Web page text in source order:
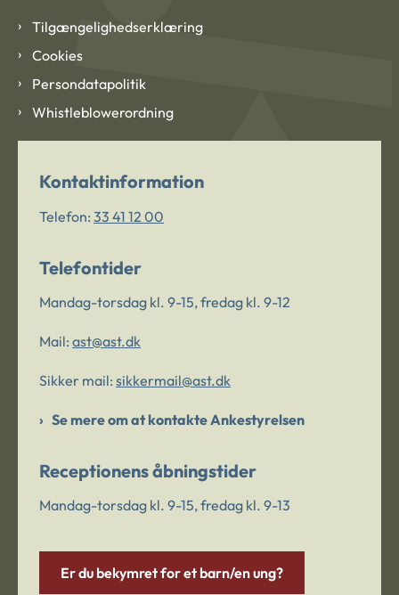
Tilgængelighedserklæring
Cookies
Persondatapolitik
Whistleblowerordning
Kontaktinformation
Telefon: 33 41 12 00
Telefontider
Mandag-torsdag kl. 9-15, fredag kl. 9-12
Mail: ast@ast.dk
Sikker mail: sikkermail@ast.dk
Se mere om at kontakte Ankestyrelsen
Receptionens åbningstider
Mandag-torsdag kl. 9-15, fredag kl. 9-13
Er du bekymret for et barn/en ung?